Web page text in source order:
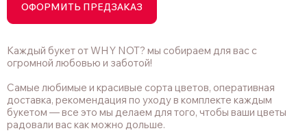
ОФОРМИТЬ ПРЕДЗАКАЗ
Каждый букет от WHY NOT? мы собираем для вас с
огромной любовью и заботой!
Самые любимые и красивые сорта цветов, оперативная
доставка, рекомендация по уходу в комплекте каждым
букетом — все это мы делаем для того, чтобы ваши цветы
радовали вас как можно дольше.